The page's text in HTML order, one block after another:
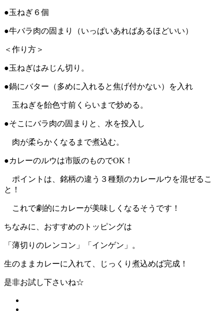
●玉ねぎ６個
●牛バラ肉の固まり（いっぱいあればあるほどいい）
＜作り方＞
●玉ねぎはみじん切り。
●鍋にバター（多めに入れると焦げ付かない）を入れ
玉ねぎを飴色寸前くらいまで炒める。
●そこにバラ肉の固まりと、水を投入し
肉が柔らかくなるまで煮込む。
●カレーのルウは市販のものでOK！
ポイントは、銘柄の違う３種類のカレールウを混ぜるこ
と！
これで劇的にカレーが美味しくなるそうです！
ちなみに、おすすめのトッピングは
「薄切りのレンコン」「インゲン」。
生のままカレーに入れて、じっくり煮込めば完成！
是非お試し下さいね☆